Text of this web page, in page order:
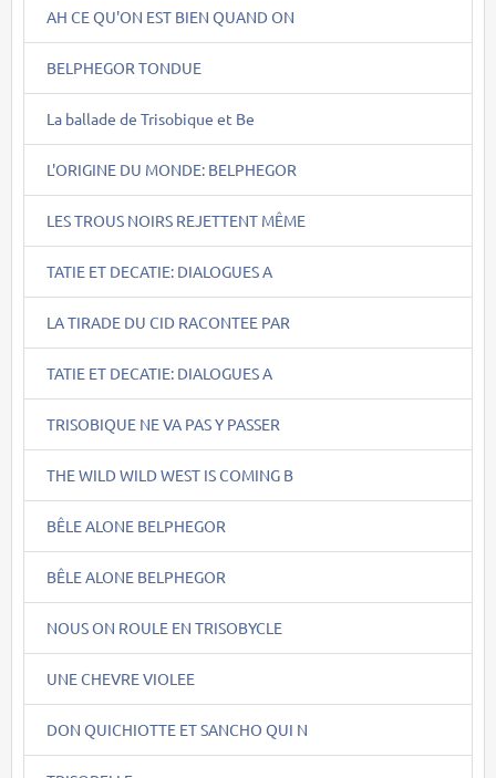
AH CE QU'ON EST BIEN QUAND ON
BELPHEGOR TONDUE
La ballade de Trisobique et Be
L'ORIGINE DU MONDE: BELPHEGOR
LES TROUS NOIRS REJETTENT MÊME
TATIE ET DECATIE: DIALOGUES A
LA TIRADE DU CID RACONTEE PAR
TATIE ET DECATIE: DIALOGUES A
TRISOBIQUE NE VA PAS Y PASSER
THE WILD WILD WEST IS COMING B
BÊLE ALONE BELPHEGOR
BÊLE ALONE BELPHEGOR
NOUS ON ROULE EN TRISOBYCLE
UNE CHEVRE VIOLEE
DON QUICHIOTTE ET SANCHO QUI N